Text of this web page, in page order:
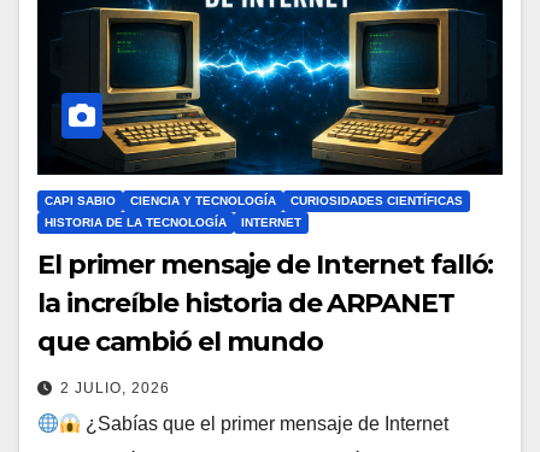
CAPI SABIO CIENCIA Y TECNOLOGÍA
CURIOSIDADES CIENTÍFICAS
HISTORIA DE LA TECNOLOGÍA
INTERNET
El primer mensaje de Internet falló:
la increíble historia de ARPANET
que cambió el mundo
2 JULIO, 2026
¿Sabías que el primer mensaje de Internet